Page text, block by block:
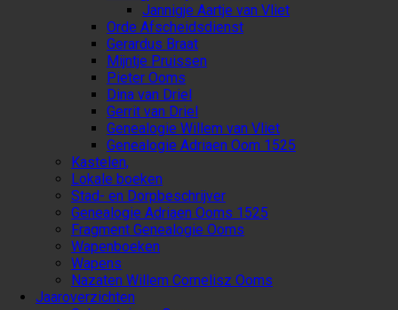
Jannigje Aartje van Vliet
Orde Afscheidsdienst
Gerardus Braat
Mijntje Pruissen
Pieter Ooms
Dina van Driel
Gerrit van Driel
Genealogie Willem van Vliet
Genealogie Adriaen Oom 1525
Kastelen,
Lokale boeken
Stad- en Dorpbeschrijver
Genealogie Adriaen Ooms 1525
Fragment Genealogie Ooms
Wapenboeken
Wapens
Nazaten Willem Cornelisz Ooms
Jaaroverzichten